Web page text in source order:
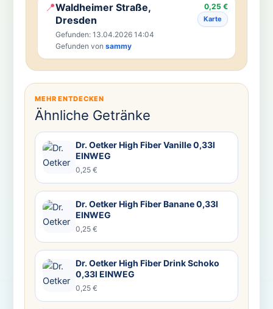
📍Waldheimer Straße,
Dresden
Gefunden: 13.04.2026 14:04
Gefunden von sammy
0,25 €
Karte
MEHR ENTDECKEN
Ähnliche Getränke
Dr. Oetker High Fiber Vanille 0,33l
EINWEG
0,25 €
Dr. Oetker High Fiber Banane 0,33l
EINWEG
0,25 €
Dr. Oetker High Fiber Drink Schoko
0,33l EINWEG
0,25 €